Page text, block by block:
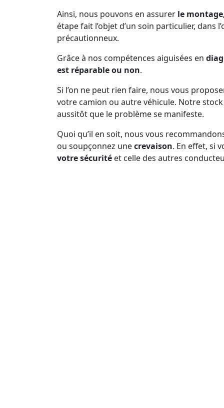
Ainsi, nous pouvons en assurer le
étape fait l’objet d’un soin particulier, dans
précautionneux.
Grâce à nos compétences aiguisées en
est réparable ou non.
Si l’on ne peut rien faire, nous vous
votre camion ou autre véhicule. Notre
aussitôt que le problème se manifeste.
Quoi qu’il en soit, nous vous
ou soupçonnez unecrevaison. En effet, si
votre sécurité et celle des autres